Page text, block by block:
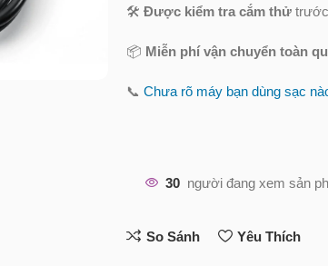
🛠️ Được kiểm tra cắm thử
📦 Miễn phí vận chuyển toàn
📞 Chưa rõ máy bạn dùng sạc
30 người đang xem sản
So Sánh Yêu Thích